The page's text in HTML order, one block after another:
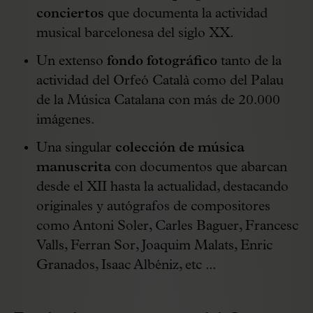
conciertos que documenta la actividad
musical barcelonesa del siglo XX.
Un extenso fondo fotográfico tanto de la
actividad del Orfeó Català como del Palau
de la Música Catalana con más de 20.000
imágenes.
Una singular colección de música
manuscrita con documentos que abarcan
desde el XII hasta la actualidad, destacando
originales y autógrafos de compositores
como Antoni Soler, Carles Baguer, Francesc
Valls, Ferran Sor, Joaquim Malats, Enric
Granados, Isaac Albéniz, etc ...